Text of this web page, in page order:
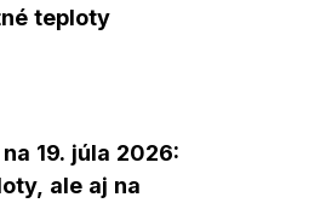
teploty
19. júla 2026:
ale aj na